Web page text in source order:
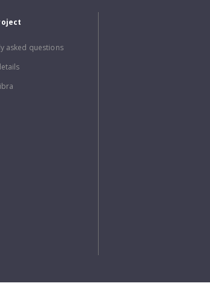
asked questions